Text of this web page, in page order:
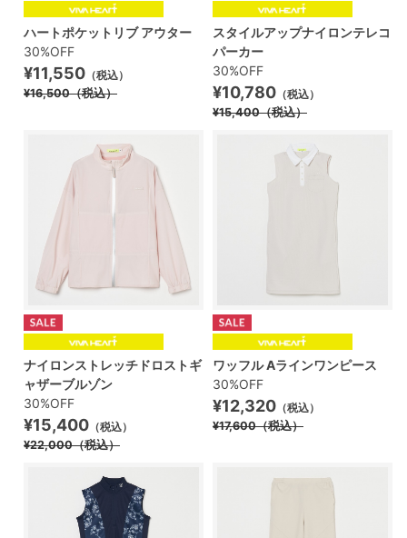
ハートポケットリブ アウター
30%OFF
¥11,550 （税込）
¥16,500（税込）
スタイルアップナイロンテレコ
パーカー
30%OFF
¥10,780 （税込）
¥15,400（税込）
ナイロンストレッチドロストギ
ャザーブルゾン
30%OFF
¥15,400 （税込）
¥22,000（税込）
ワッフル Aラインワンピース
30%OFF
¥12,320 （税込）
¥17,600（税込）